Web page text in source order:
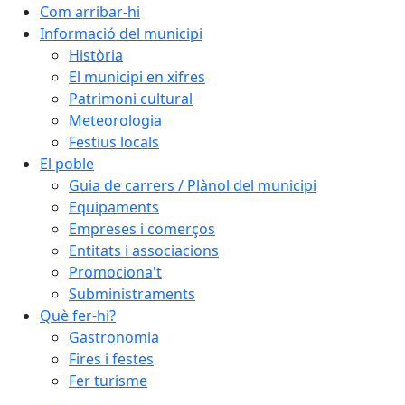
Com arribar-hi
Informació del municipi
Història
El municipi en xifres
Patrimoni cultural
Meteorologia
Festius locals
El poble
Guia de carrers / Plànol del municipi
Equipaments
Empreses i comerços
Entitats i associacions
Promociona't
Subministraments
Què fer-hi?
Gastronomia
Fires i festes
Fer turisme